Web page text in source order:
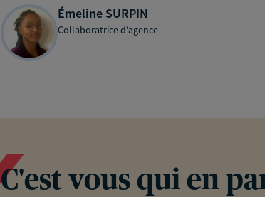
Émeline SURPIN
Collaboratrice d'agence
C'est vous qui en